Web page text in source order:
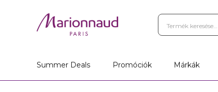
Summer Deals Promóciók Márkák